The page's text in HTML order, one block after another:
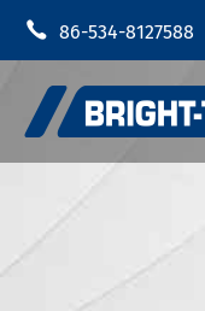
 86-534-8127588